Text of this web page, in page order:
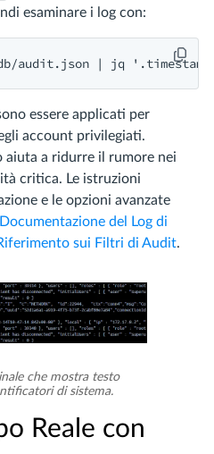
esaminare i log con:
essere applicati per
account privilegiati.
a ridurre il rumore nei
critica. Le istruzioni
e le opzioni avanzate
Documentazione del Log di
sui Filtri di Audit.
che mostra testo
di sistema.
Reale con